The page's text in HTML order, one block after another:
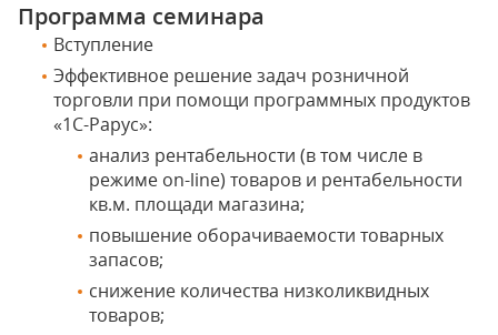
Программа семинара
Вступление
Эффективное решение задач розничной
торговли при помощи программных продуктов
«1С-Рарус»:
анализ рентабельности (в том числе в
режиме on-line) товаров и рентабельности
кв.м. площади магазина;
повышение оборачиваемости товарных
запасов;
снижение количества низколиквидных
товаров;